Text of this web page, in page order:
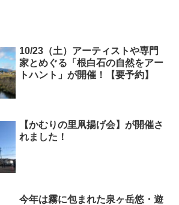
10/23（土）アーティストや専門
家とめぐる「根白石の自然をアー
トハント」が開催！【要予約】
【かむりの里凧揚げ会】が開催さ
れました！
今年は霧に包まれた泉ヶ岳悠・遊